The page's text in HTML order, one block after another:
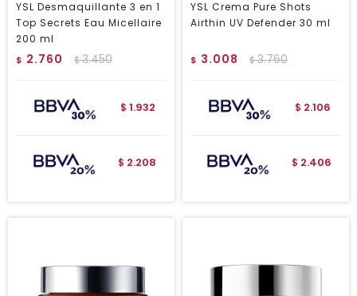
YSL Desmaquillante 3 en 1
Top Secrets Eau Micellaire
200 ml
$ 2.760 $3.450
$ 1.932
$ 2.208
YSL Crema Pure Shots
Airthin UV Defender 30 ml
$ 3.008 $3.760
$ 2.106
$ 2.406